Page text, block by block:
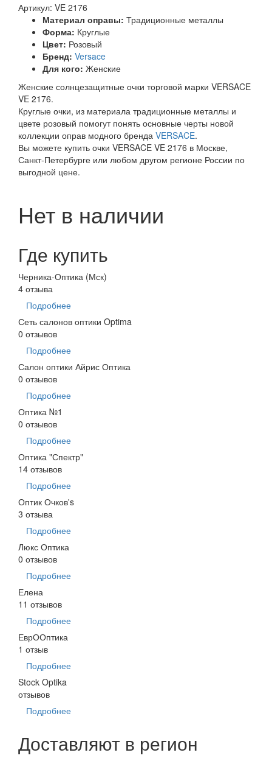
Артикул: VE 2176
Материал оправы: Традиционные металлы
Форма: Круглые
Цвет: Розовый
Бренд: Versace
Для кого: Женские
Женские солнцезащитные очки торговой марки VERSACE
VE 2176.
Круглые очки, из материала традиционные металлы и
цвете розовый помогут понять основные черты новой
коллекции оправ модного бренда VERSACE.
Вы можете купить очки VERSACE VE 2176 в Москве,
Санкт-Петербурге или любом другом регионе России по
выгодной цене.
Нет в наличии
Где купить
Черника-Оптика (Мск)
4 отзыва
Подробнее
Сеть салонов оптики Optima
0 отзывов
Подробнее
Салон оптики Айрис Оптика
0 отзывов
Подробнее
Оптика №1
0 отзывов
Подробнее
Оптика "Спектр"
14 отзывов
Подробнее
Оптик Очков's
3 отзыва
Подробнее
Люкс Оптика
0 отзывов
Подробнее
Елена
11 отзывов
Подробнее
ЕврООптика
1 отзыв
Подробнее
Stock Optika
отзывов
Подробнее
Доставляют в регион